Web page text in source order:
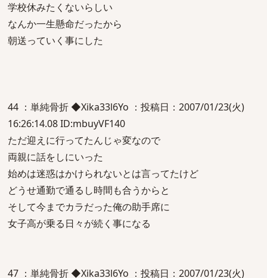
学校休みたくないらしい
なんか一生懸命だったから
朝送っていく事にした
44 ：単純骨折 ◆Xika33l6Yo ：投稿日：2007/01/23(火)
16:26:14.08 ID:mbuyVF140
ただ迎えに行ってたんじゃ変なので
両親に話をしにいった
始めは迷惑はかけられないとは言ってたけど
どうせ通勤で通るし時間も合うからと
そして今までカラだった俺の助手席に
女子高が乗る日々が続く事になる
47 ：単純骨折 ◆Xika33l6Yo ：投稿日：2007/01/23(火)